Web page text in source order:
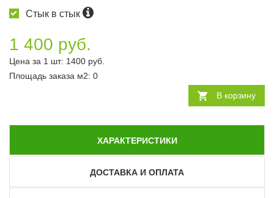
Стык в стык
1 400 руб.
Цена за 1 шт: 1400 руб.
Площадь заказа м2: 0
В корзину
ХАРАКТЕРИСТИКИ
ДОСТАВКА И ОПЛАТА